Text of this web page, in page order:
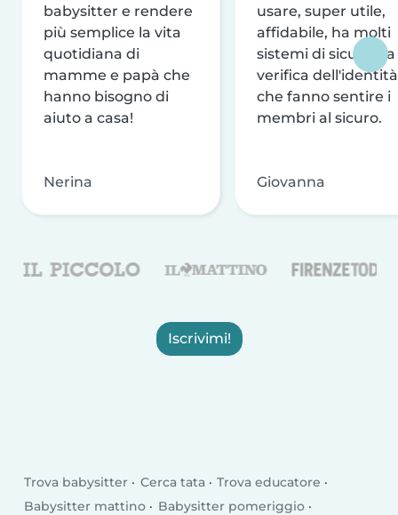
babysitter e rendere
più semplice la vita
quotidiana di
mamme e papà che
hanno bisogno di
aiuto a casa!
Nerina
usare, super utile,
affidabile, ha molti
sistemi di sicurezza
verifica dell'identità
che fanno sentire i
membri al sicuro.
Giovanna
Iscrivimi!
Trova babysitter Cerca tata
Trova educatore
Babysitter mattino
Babysitter pomeriggio